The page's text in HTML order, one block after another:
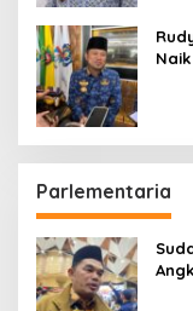
Parlementaria